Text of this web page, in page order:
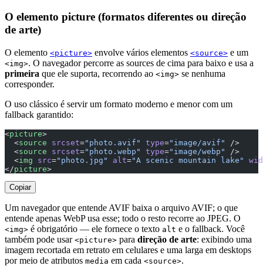
O elemento picture (formatos diferentes ou direção
de arte)
O elemento <picture> envolve vários elementos <source> e um
<img>. O navegador percorre as sources de cima para baixo e usa a
primeira que ele suporta, recorrendo ao <img> se nenhuma
corresponder.
O uso clássico é servir um formato moderno e menor com um
fallback garantido:
<picture>
  <
source srcset="photo.avif" type="image/avif"
/>
  <
source srcset="photo.webp" type="image/webp"
/>
  <
img src="photo.jpg" alt="A scenic mountain lake"
</picture>
Copiar
Um navegador que entende AVIF baixa o arquivo AVIF; o que
entende apenas WebP usa esse; todo o resto recorre ao JPEG. O
<img> é obrigatório — ele fornece o texto alt e o fallback. Você
também pode usar <picture> para direção de arte: exibindo uma
imagem recortada em retrato em celulares e uma larga em desktops
por meio de atributos media em cada <source>.